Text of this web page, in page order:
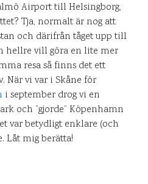
Airport till Helsingborg,
Tja, normalt är nog att
och därifrån tåget upp till
hellre vill göra en lite mer
resa så finns det ett
När vi var i Skåne för
i september drog vi en
och ”gjorde” Köpenhamn
var betydligt enklare (och
Låt mig berätta!